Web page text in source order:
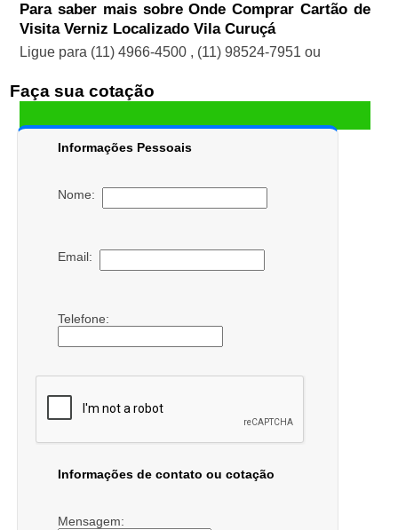
Para saber mais sobre Onde Comprar Cartão de
Visita Verniz Localizado Vila Curuçá
Ligue para (11) 4966-4500 , (11) 98524-7951 ou
Faça sua cotação
Informações Pessoais
Nome:
Email:
Telefone:
Informações de contato ou cotação
Mensagem: